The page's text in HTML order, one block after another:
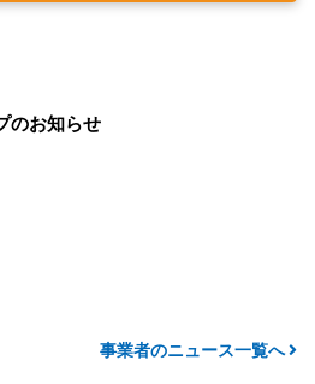
のお知らせ
事業者のニュース一覧へ